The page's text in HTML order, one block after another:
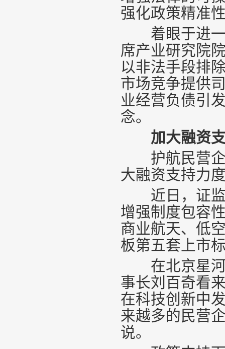
强化政策精准
着眼于进一
席产业研究院
以非法手段排
市场竞争提供
业经营负债引
念。
加大融资
护航民营企
大融资支持力
近日，证监
增强制度包容
商业航天、低
板第五套上市
在北京星河
事长刘百奇看
在科技创新中
来越多的民营
说。